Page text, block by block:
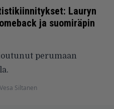
Lauryn
ja suomiräpin
perumaan
Vesa Siltanen